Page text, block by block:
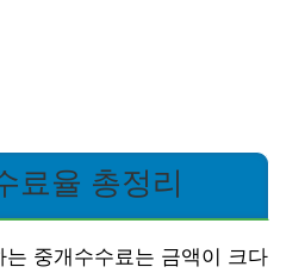
료율 총정리
중개수수료는 금액이 크다